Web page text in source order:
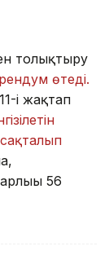
толықтыру
өтеді.
і жақтап
56